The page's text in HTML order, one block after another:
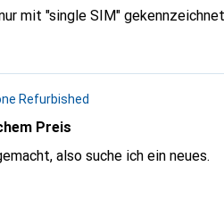
mit "single SIM"
Refurbished
Preis
also suche ich ein neues.